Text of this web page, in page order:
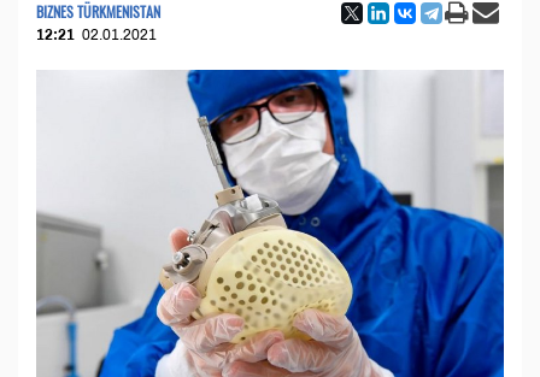
BIZNES TÜRKMENISTAN
12:21 02.01.2021